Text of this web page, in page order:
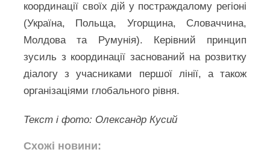
координації своїх дій у постраждалому регіоні
(Україна, Польща, Угорщина, Словаччина,
Молдова та Румунія). Керівний принцип
зусиль з координації заснований на розвитку
діалогу з учасниками першої лінії, а також
організаціями глобального рівня.
Текст і фото: Олександр Кусий
Схожі новини: